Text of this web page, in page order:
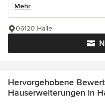
Mehr
06120 Halle
Hervorgehobene
Hauserweiterungen in